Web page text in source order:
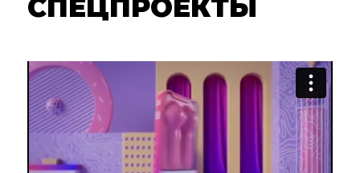
СПЕЦПРОЕКТЫ